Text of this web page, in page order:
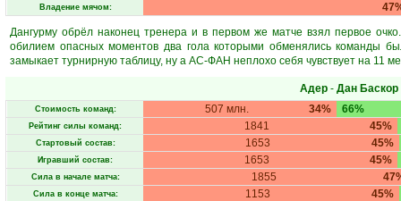
Владение мячом:
Дангурму обрёл наконец тренера и в первом же матче взял первое
обилием опасных моментов два гола которыми обменялись команды
замыкает турнирную таблицу, ну а АС-ФАН неплохо себя чувствует на 11
Адер- Дан Баскор
Стоимость команд: 34%
507 млн. 66%
Рейтинг силы команд: 45%
1841
Стартовый состав: 45%
1653
Игравший состав: 45%
1653
Сила в начале матча: 1855
Сила в конце матча: 45%
1153